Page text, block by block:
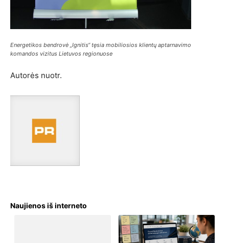
Energetikos bendrovė „Ignitis“ tęsia mobiliosios klientų aptarnavimo
komandos vizitus Lietuvos regionuose
Autorės nuotr.
Naujienos iš interneto